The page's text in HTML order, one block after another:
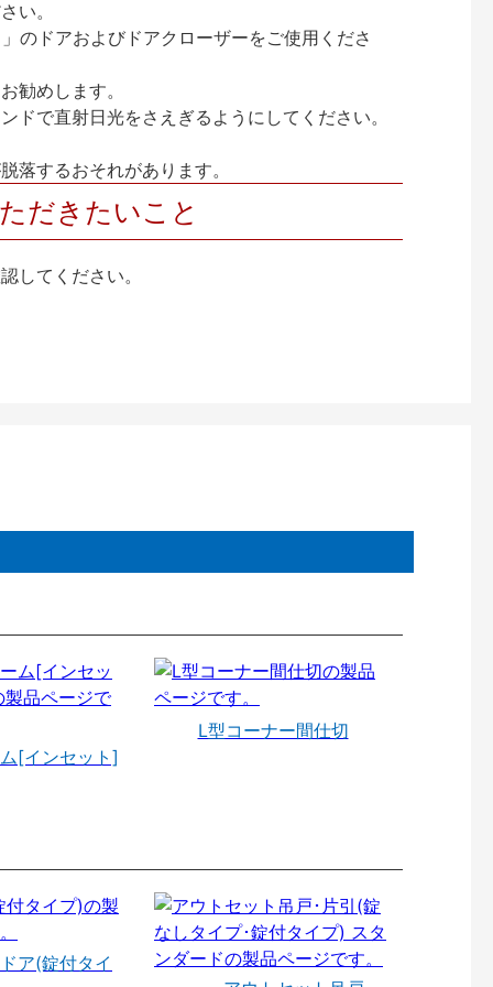
い。
のドアおよびドアクローザーをご使用くださ
勧めします。
で直射日光をさえぎるようにしてください。
するおそれがあります。
だきたいこと
してください。
[インセット]
L型コーナー間仕切
ア(錠付タイ